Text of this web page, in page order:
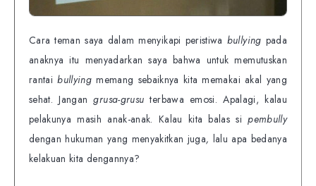
Cara teman saya dalam menyikapi peristiwa bullying pada
anaknya itu menyadarkan saya bahwa untuk memutuskan
rantaibullyingmemang sebaiknya kita memakai akal yang
sehat. Jangangrusa-grusuterbawa emosi. Apalagi, kalau
pelakunya masih anak-anak. Kalau kita balas sipembully
dengan hukuman yang menyakitkan juga, lalu apa bedanya
kelakuan kita dengannya?